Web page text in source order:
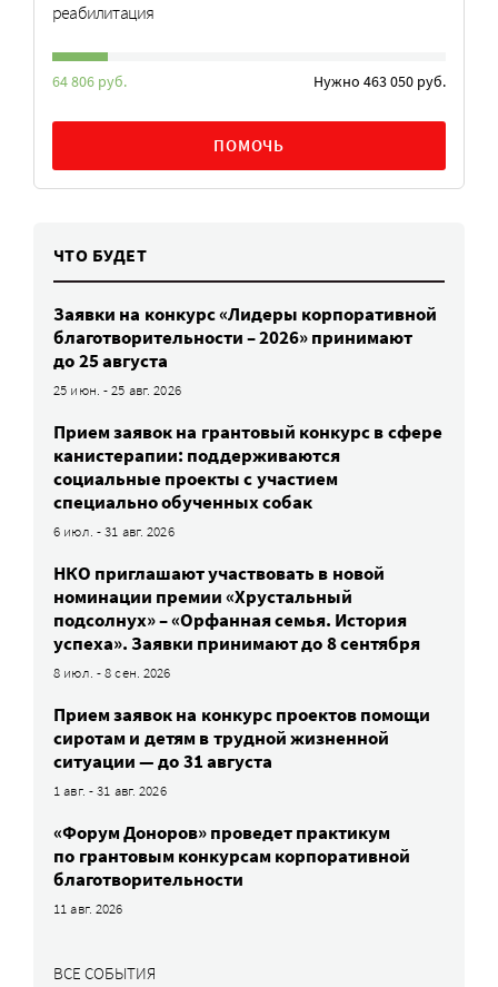
реабилитация
64 806 руб. Нужно 463 050 руб.
ПОМОЧЬ
ЧТО БУДЕТ
Заявки на конкурс «Лидеры корпоративной
благотворительности – 2026» принимают
до 25 августа
25 июн. - 25 авг. 2026
Прием заявок на грантовый конкурс в сфере
канистерапии: поддерживаются
социальные проекты с участием
специально обученных собак
6 июл. - 31 авг. 2026
НКО приглашают участвовать в новой
номинации премии «Хрустальный
подсолнух» – «Орфанная семья. История
успеха». Заявки принимают до 8 сентября
8 июл. - 8 сен. 2026
Прием заявок на конкурс проектов помощи
сиротам и детям в трудной жизненной
ситуации — до 31 августа
1 авг. - 31 авг. 2026
«Форум Доноров» проведет практикум
по грантовым конкурсам корпоративной
благотворительности
11 авг. 2026
ВСЕ СОБЫТИЯ